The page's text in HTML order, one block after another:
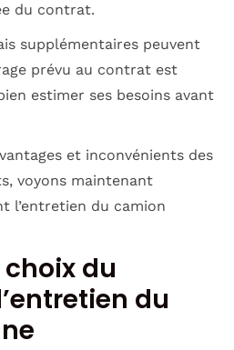
du contrat.
supplémentaires peuvent
prévu au contrat est
estimer ses besoins avant
et inconvénients des
voyons maintenant
l’entretien du camion
choix du
du